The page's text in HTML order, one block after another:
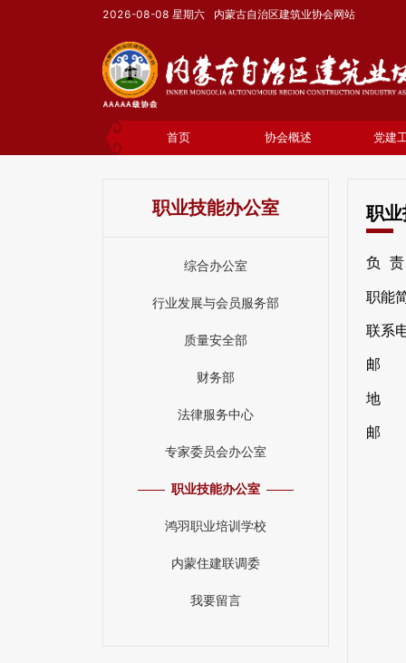
2026-08-08 星期六 内蒙古自治区建筑业协会网站
首页 协会概述 党建
职业技能办公室
综合办公室
行业发展与会员服务部
质量安全部
财务部
法律服务中心
专家委员会办公室
职业技能办公室
鸿羽职业培训学校
内蒙住建联调委
我要留言
职
负 责
职能
联系
邮
地 址
邮